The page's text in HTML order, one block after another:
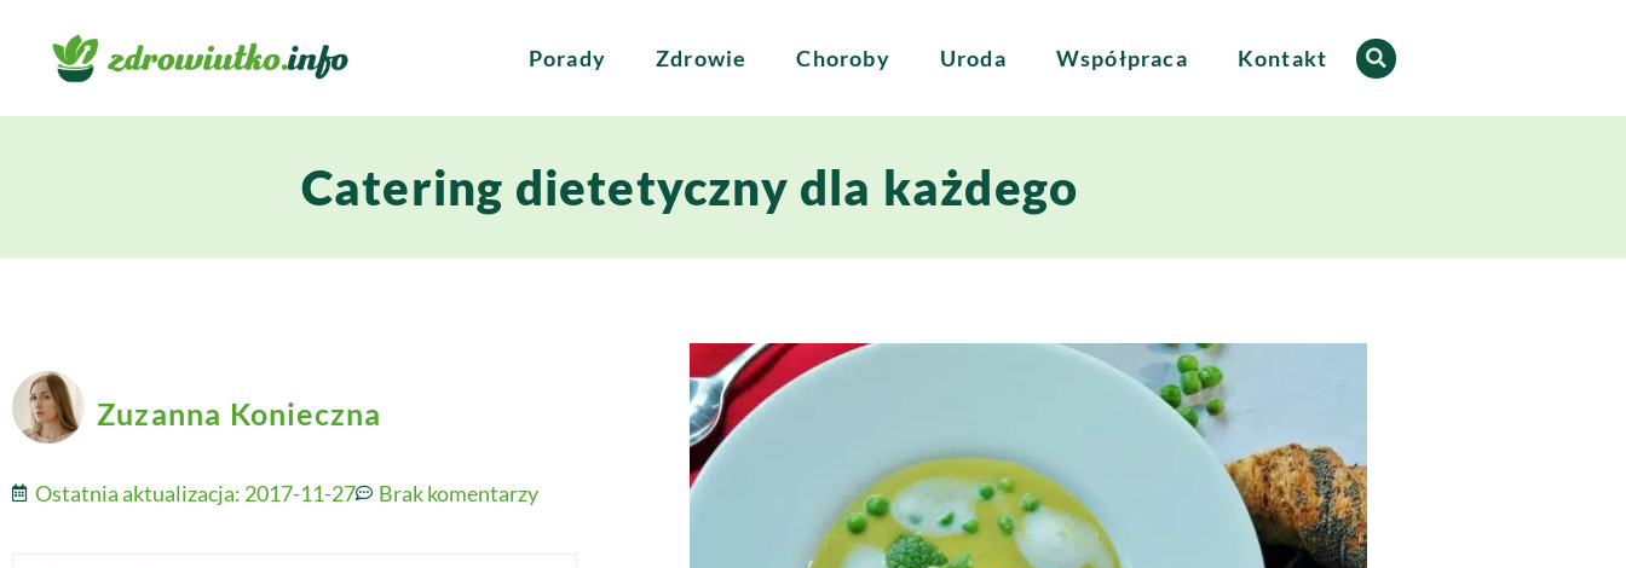
Porady Zdrowie Choroby Uroda Współpraca Kontakt
Catering dietetyczny dla każdego
Zuzanna Konieczna
Ostatnia aktualizacja: 2017-11-27 Brak komentarzy